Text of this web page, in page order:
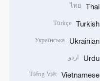
Thai
ไทย
Turkish
Türkçe
Ukrainian
Українська
Urdu اردو
Vietnamese
Tiếng Việt